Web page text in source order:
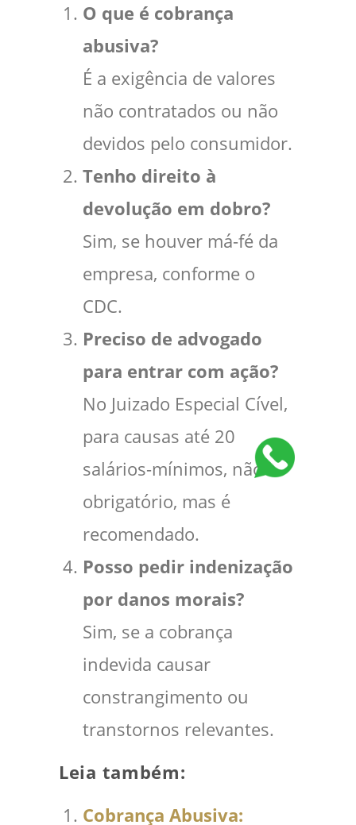
O que é cobrança
abusiva?
É a exigência de valores
não contratados ou não
devidos pelo consumidor.
Tenho direito à
devolução em dobro?
Sim, se houver má-fé da
empresa, conforme o
CDC.
Preciso de advogado
para entrar com ação?
No Juizado Especial Cível,
para causas até 20
salários-mínimos, não é
obrigatório, mas é
recomendado.
Posso pedir indenização
por danos morais?
Sim, se a cobrança
indevida causar
constrangimento ou
transtornos relevantes.
Leia também:
Cobrança Abusiva: